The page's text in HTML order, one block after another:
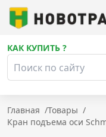
КАК КУПИТЬ ?
Главная /Товары /
Кран подъема оси